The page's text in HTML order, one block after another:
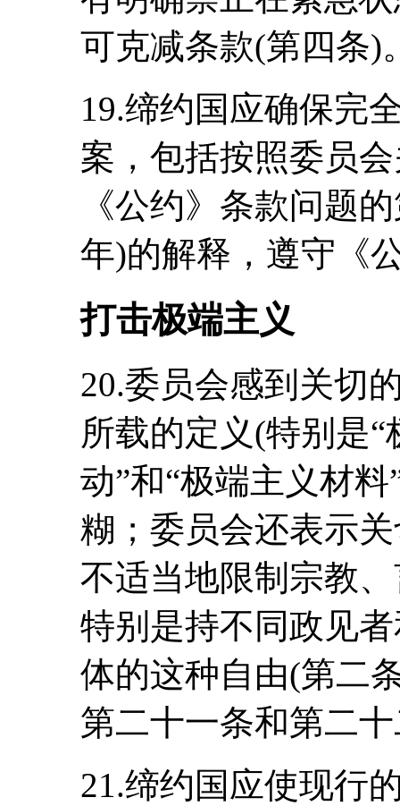
可克减条款(第四条)
19.缔约国应确保完
案，包括按照委员
《公约》条款问题
年)的解释，遵守《
打击极端主义
20.委员会感到关切
所载的定义(特别是
动”和“极端主义材
糊；委员会还表示
不适当地限制宗教
特别是持不同政见
体的这种自由(第二
第二十一条和第二
21.缔约国应使现行